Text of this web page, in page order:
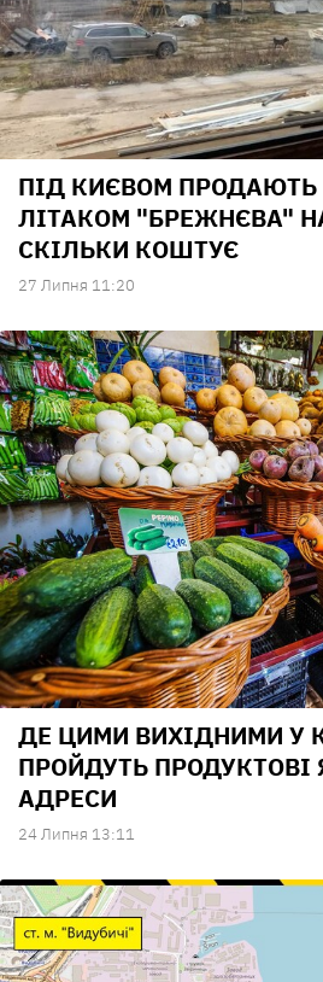
ПІД КИЄВОМ ПРОДАЮТЬ
ЛІТАКОМ "БРЕЖНЄВА"
СКІЛЬКИ КОШТУЄ
27 Липня 11:20
ДЕ ЦИМИ ВИХІДНИМИ У
ПРОЙДУТЬ ПРОДУКТОВІ
АДРЕСИ
24 Липня 13:11